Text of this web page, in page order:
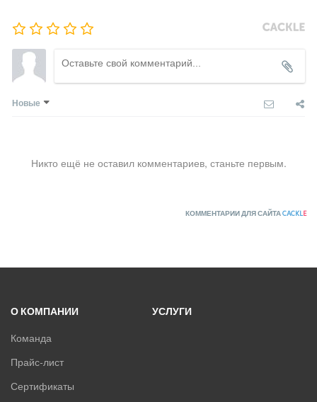
Новые
Никто ещё не оставил комментариев, станьте первым.
КОММЕНТАРИИ ДЛЯ САЙТАCACKLE
О КОМПАНИИ
Команда
Прайс-лист
Сертификаты
УСЛУГИ